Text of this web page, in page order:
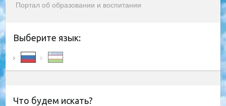
Портал об образовании и воспитании
Выберите язык:
Что будем искать?